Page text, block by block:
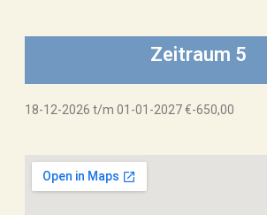
Zeitraum 5
18-12-2026 t/m 01-01-2027 €-650,00